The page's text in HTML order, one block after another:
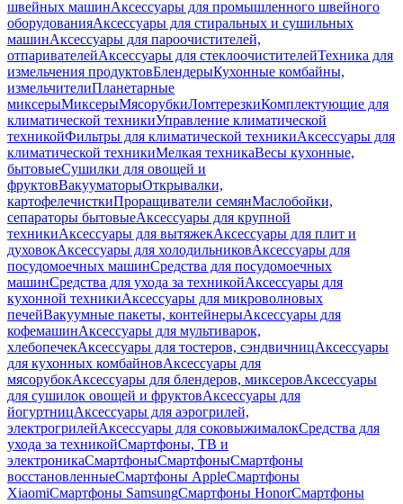
швейных машинАксессуары для промышленного швейного
оборудованияАксессуары для стиральных и сушильных
машинАксессуары для пароочистителей,
отпаривателейАксессуары для стеклоочистителейТехника для
измельчения продуктовБлендерыКухонные комбайны,
измельчителиПланетарные
миксерыМиксерыМясорубкиЛомтерезкиКомплектующие для
климатической техникиУправление климатической
техникойФильтры для климатической техникиАксессуары для
климатической техникиМелкая техникаВесы кухонные,
бытовыеСушилки для овощей и
фруктовВакууматорыОткрывалки,
картофелечисткиПроращиватели семянМаслобойки,
сепараторы бытовыеАксессуары для крупной
техникиАксессуары для вытяжекАксессуары для плит и
духовокАксессуары для холодильниковАксессуары для
посудомоечных машинСредства для посудомоечных
машинСредства для ухода за техникойАксессуары для
кухонной техникиАксессуары для микроволновых
печейВакуумные пакеты, контейнерыАксессуары для
кофемашинАксессуары для мультиварок,
хлебопечекАксессуары для тостеров, сэндвичницАксессуары
для кухонных комбайновАксессуары для
мясорубокАксессуары для блендеров, миксеровАксессуары
для сушилок овощей и фруктовАксессуары для
йогуртницАксессуары для аэрогрилей,
электрогрилейАксессуары для соковыжималокСредства для
ухода за техникойСмартфоны, ТВ и
электроникаСмартфоныСмартфоныСмартфоны
восстановленныеСмартфоны AppleСмартфоны
XiaomiСмартфоны SamsungСмартфоны HonorСмартфоны